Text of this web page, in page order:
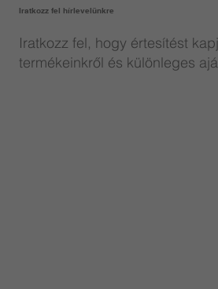
Iratkozz fel hírlevelünkre
Iratkozz fel, hogy értesítést
termékeinkről és különleges